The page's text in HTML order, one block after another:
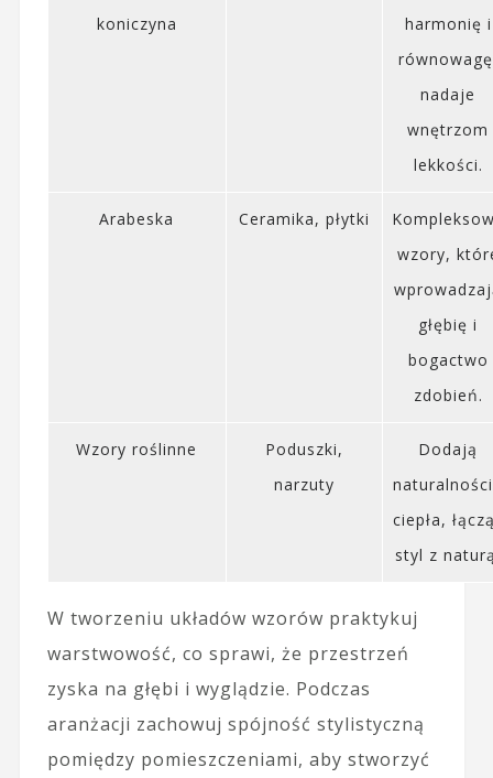
koniczyna
harmonię i
nadaje
wnętrzom
lekkości.
Arabeska Ceramika, płytki
wzory,
głębię i
bogactwo
zdobień.
Wzory roślinne
Poduszki,
narzuty
Dodają
ciepła,
styl z
W tworzeniu układów wzorów praktykuj
warstwowość, co sprawi, że przestrzeń
zyska na głębi i wyglądzie. Podczas
aranżacji zachowuj spójność stylistyczną
pomiędzy pomieszczeniami, aby stworzyć